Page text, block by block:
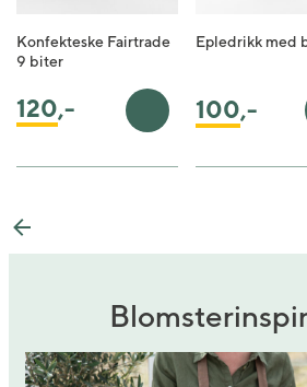
Konfekteske Fairtrade
9 biter
120,- Legg i handlekurv
Epledrikk med
100,-
Previous